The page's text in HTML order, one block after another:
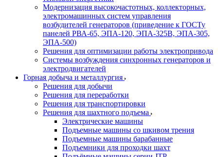
Модернизация высокочастотных, коллекторных,
электромашинных систем управления
возбудителей генераторов (приведение к ГОСТу
панелей РВА-65, ЭПА-120, ЭПА-325В, ЭПА-305,
ЭПА-500)
Решения для оптимизации работы электропривода
Системы возбуждения синхронных генераторов и
электродвигателей
Горная добыча и металлургия
Решения для добычи
Решения для переработки
Решения для транспортировки
Решения для шахтного подъема
Электрические машины
Подъемные машины со шкивом трения
Подъемные машины барабанные
Подъемники для проходки шахт